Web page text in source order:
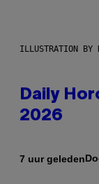
ILLUSTRATION BY
Daily
2026
7 uur geleden